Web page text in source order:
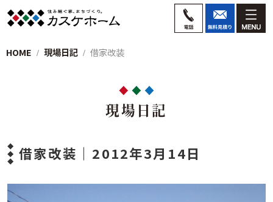
HOME 現場日記 借家改装
現場日記
借家改装｜2012年3月14日